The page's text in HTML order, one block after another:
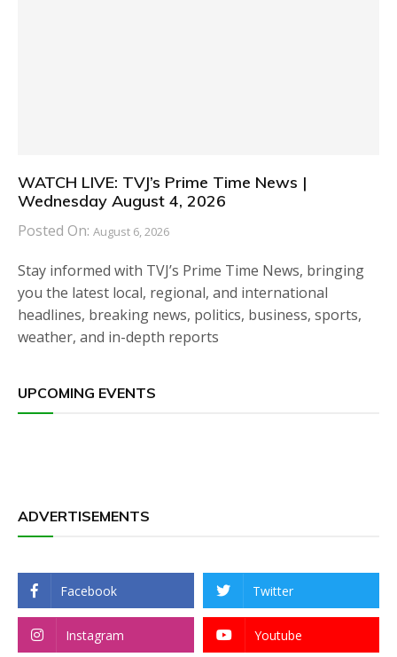
WATCH LIVE: TVJ’s Prime Time News |
Wednesday August 4, 2026
Posted On: August 6, 2026
Stay informed with TVJ’s Prime Time News, bringing
you the latest local, regional, and international
headlines, breaking news, politics, business, sports,
weather, and in-depth reports
UPCOMING EVENTS
ADVERTISEMENTS
Facebook Twitter
Instagram Youtube